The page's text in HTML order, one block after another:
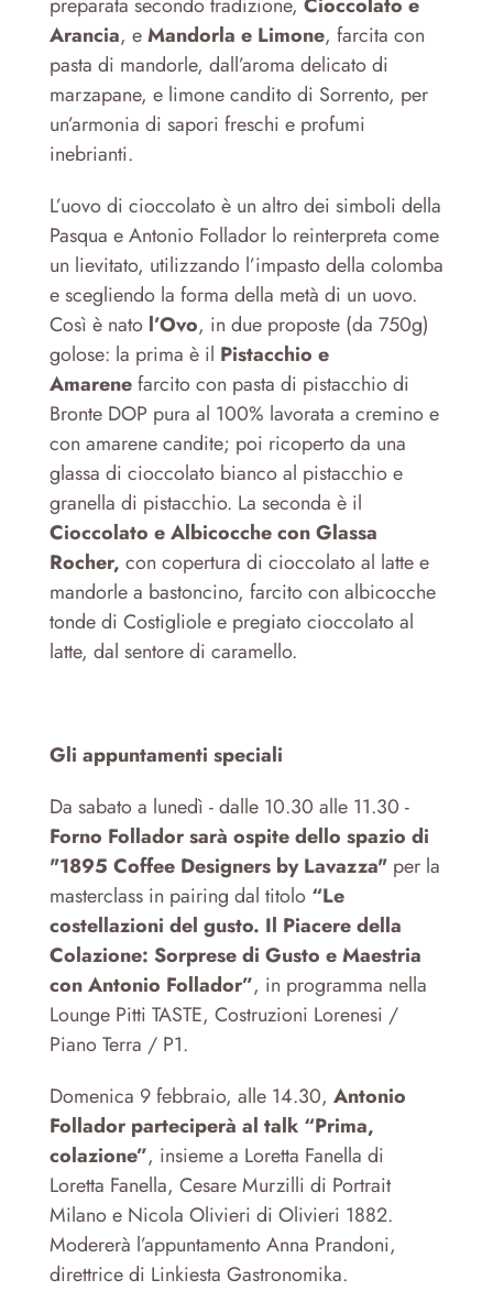
preparata secondo tradizione, Cioccolato e
Arancia, eMandorla e Limone, farcita con
pasta di mandorle, dall’aroma delicato di
marzapane, e limone candito di Sorrento, per
un’armonia di sapori freschi e profumi
inebrianti.
L’uovo di cioccolato è un altro dei simboli della
Pasqua e Antonio Follador lo reinterpreta come
un lievitato, utilizzando l’impasto della colomba
e scegliendo la forma della metà di un uovo.
Così è nato l’Ovo, in due proposte (da 750g)
golose: la prima è il Pistacchio e
Amarenefarcito con pasta di pistacchio di
Bronte DOP pura al 100% lavorata a cremino e
con amarene candite; poi ricoperto da una
glassa di cioccolato bianco al pistacchio e
granella di pistacchio. La seconda è il
Cioccolato e Albicocche con Glassa
Rocher, con copertura di cioccolato al latte e
mandorle a bastoncino, farcito con albicocche
tonde di Costigliole e pregiato cioccolato al
latte, dal sentore di caramello.
Gli appuntamenti speciali
Da sabato a lunedì - dalle 10.30 alle 11.30 -
Forno Follador sarà ospite dello spazio di
"1895 Coffee Designers by Lavazza"per la
masterclass in pairing dal titolo “Le
costellazioni del gusto. Il Piacere della
Colazione: Sorprese di Gusto e Maestria
con Antonio Follador”, in programma nella
Lounge Pitti TASTE, Costruzioni Lorenesi /
Piano Terra / P1.
Domenica 9 febbraio, alle 14.30, Antonio
Follador parteciperà al talk “Prima,
colazione”, insieme a Loretta Fanella di
Loretta Fanella, Cesare Murzilli di Portrait
Milano e Nicola Olivieri di Olivieri 1882.
Modererà l’appuntamento Anna Prandoni,
direttrice di Linkiesta Gastronomika.